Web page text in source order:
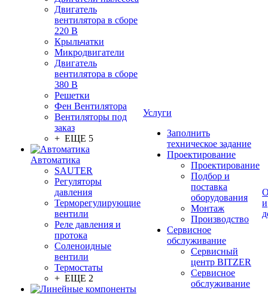
Двигатель
вентилятора в сборе
220 В
Крыльчатки
Микродвигатели
Двигатель
вентилятора в сборе
380 В
Решетки
Фен Вентилятора
Вентиляторы под
заказ
+ ЕЩЕ 5
Автоматика
SAUTER
Регуляторы
давления
Терморегулирующие
вентили
Реле давления и
протока
Соленоидные
вентили
Термостаты
+ ЕЩЕ 2
Услуги
Заполнить
техническое задание
Проектирование
Проектирование
Подбор и
поставка
оборудования
Монтаж
Производство
Сервисное
обслуживание
Сервисный
центр BITZER
Сервисное
обслуживание
и